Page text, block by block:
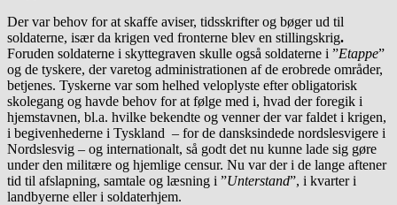
Der var behov for at skaffe aviser, tidsskrifter og bøger ud til
soldaterne, især da krigen ved fronterne blev en stillingskrig.
Foruden soldaterne i skyttegraven skulle også soldaterne i ”Etappe”
og de tyskere, der varetog administrationen af de erobrede områder,
betjenes. Tyskerne var som helhed veloplyste efter obligatorisk
skolegang og havde behov for at følge med i, hvad der foregik i
hjemstavnen, bl.a. hvilke bekendte og venner der var faldet i krigen,
i begivenhederne i Tyskland – for de dansksindede nordslesvigere i
Nordslesvig – og internationalt, så godt det nu kunne lade sig gøre
under den militære og hjemlige censur. Nu var der i de lange aftener
tid til afslapning, samtale og læsning i ”Unterstand”, i kvarter i
landbyerne eller i soldaterhjem.